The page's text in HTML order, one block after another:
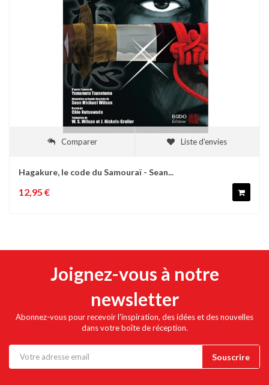
Comparer Liste d'envies
Hagakure, le code du Samouraï - Sean...
12,95 €
Joignez-vous à notre
newsletter
Abonnez-vous pour recevoir l'inspiration, des idées et des nouvelles
dans votre boîte de réception.